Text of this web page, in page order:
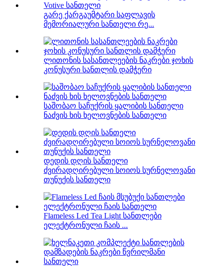
გარე ქარგაუმტარი საფლავის
მემორიალური სანთელი რე...
ლითონის სასანთლეების ნაკრები ჯოხის
კონუსური სანთლის დამჭერი
საშობაო საჩუქრის ყალიბის სანთელი
ნაძვის ხის ხელოვნების სანთელი
დედის დღის სანთელი
ძვირადღირებული სოიოს სურნელოვანი
თუნუქის სანთელი
Flameless Led Tea Light სანთლები
ელექტრონული ჩაის ...